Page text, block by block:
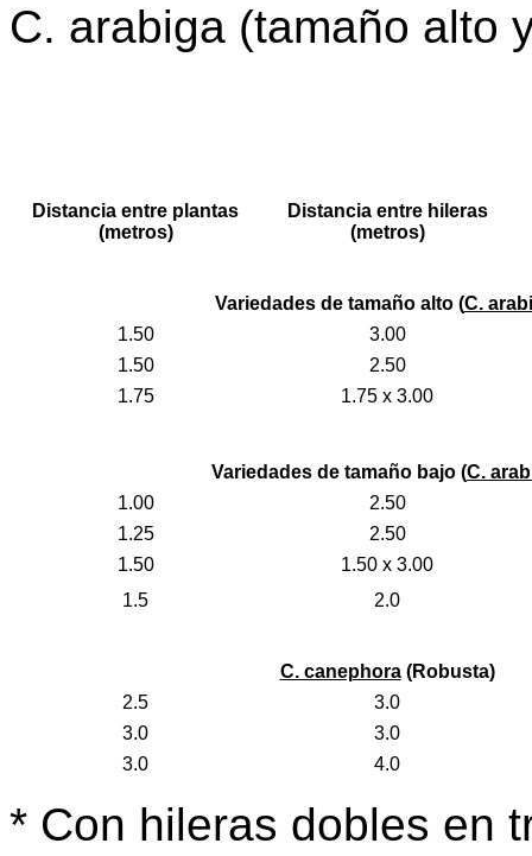
C. arabiga (tamaño alto
Distancia entre plantas
(metros)
Distancia entre hileras
(metros)
Variedades de tamaño alto (C.
1.50
3.00
1.50
2.50
1.75
1.75 x 3.00
Variedades de tamaño bajo (C.
1.00
2.50
1.25
2.50
1.50
1.50 x 3.00
1.5
2.0
C. canephora(Robusta)
2.5
3.0
3.0
3.0
3.0
4.0
* Con hileras dobles en